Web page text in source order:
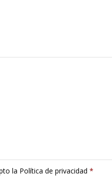
la Política de privacidad *